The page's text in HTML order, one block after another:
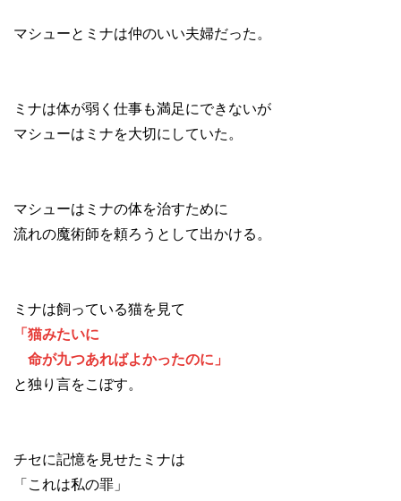
マシューとミナは仲のいい夫婦だった。
ミナは体が弱く仕事も満足にできないが
マシューはミナを大切にしていた。
マシューはミナの体を治すために
流れの魔術師を頼ろうとして出かける。
ミナは飼っている猫を見て
「猫みたいに
命が九つあればよかったのに」
と独り言をこぼす。
チセに記憶を見せたミナは
「これは私の罪」